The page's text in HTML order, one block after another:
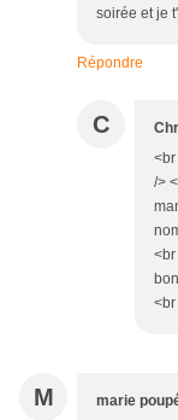
soirée et je
Répondre
C
<br
/>
<br
<br
M marie